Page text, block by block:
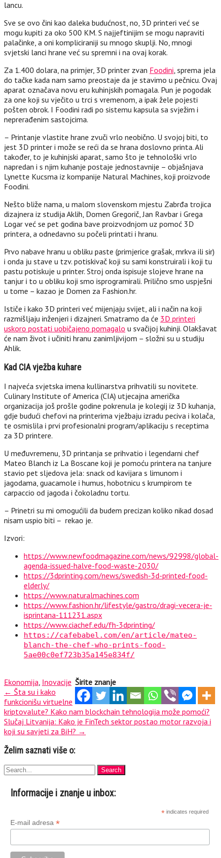
lancu.
Sve se ovo čini kao daleka budućnost, no, 3D printeri već se
mogu kupiti za oko 500 KM. S najjeftinijim se mogu napraviti
palačinke, a oni kompliciraniji su mnogo skuplji. No, mnogi
svjetski lanci hrane već su spremni i na ovaj korak.
Za 1.400 dolara, na primjer, 3D printer zvan Foodini, sprema jela
do tačke kada nam samo preostaje da je stavimo u pečnicu. Ovaj
aparat označava novu eru kuhinjskih pomagala. Pun je pogodak
za one koji su vječito u trci s vremenom, a ipak žele pojesti
pošten obrok. I Foodini radi po sistemu kapsula sa svježim i
neprerađenim sastojcima.
– Printanje vlastite hrane zvuči vrlo neobično. U svojoj biti, to
jest 3D printer i može se reći da se hrana doslovno printa. Ali
također, to je kuhinjski aparat, samo što je tehnološki vrlo
napredan i s njim kuhanje postaje jednostavnije – objašnjava
Lynette Kucsma iz kompanije Natural Machines, koji proizvode
Foodini.
Nešto bliže nama, u malom slovenskom mjestu Zabrđa trojica
dizajnera iz studija Aklih, Domen Gregorič, Jan Ravbar i Grega
Logar već se pet godina bave proizvodnjom uz pomoć 3D
printera, a odnedavno su počeli printati i hranu.
Prvo nabave hranu u obliku paste (primjerice grašak, mrkva ili sir)
i onda ju stave u tzv. potiskivač koji su sami konstruirali i koji tu
pastu potiskuje u printer. Stroj onda ispisuje slojeve hrane na
tanjur i to u obliku koji smo isprogramirali. Prilično smo uspješni
u tome – kazao je Domen za Fashion.hr.
Ističe i kako 3D printeri već mijenjaju svijet, ali i način na koji
razmišljaju inženjeri i dizajneri. Smatramo da će 3D printeri
uskoro postati uobičajeno pomagalo u svačijoj kuhinji. Olakšavat
će nam život i učiniti hranu zanimljivijom – složni su u studiju
Ahlik.
Kad CIA vježba kuhare
I najveća svjetska imena kullinarstva prihvatili su novitete.
Culinary Institute of America (CIA) utjecajna američka
organizacija još prošle godine pokrenula je kolegij iz 3D kuhanja,
gdje budući chefovi na printerima vježbaju izradu peciva i kolača,
te osmislila i prvi profesionalni program/aplikaciju s receptima
za 3D printere.
U međuvremenu, 3D printanja se prihvatio i legendarni chef
Mateo Blanch iz La Boscane koji je pomoću printera na tanjure
stavio pet sljedova jela: snack od kavijara s limunom i
jagodama, guacamole i humus, hobotnicu s krumpirom te
carpaccio od jagoda i čokoladnu tortu.
– Prinetri su mi omogućili da budem precizan koliko nikad dosad
nisam uspio biti – rekao je.
Izvori:
https://www.newfoodmagazine.com/news/92998/global-
agenda-issued-halve-food-waste-2030/
https://3dprinting.com/news/swedish-3d-printed-food-
elderly/
https://www.naturalmachines.com
https://www.fashion.hr/lifestyle/gastro/dragi-vecera-je-
isprintana-111231.aspx
https://www.ciachef.edu/fh-3dprinting/
https://cafebabel.com/en/article/mateo-
blanch-the-chef-who-prints-food-
5ae00c0ef723b35a145e834f/
Širite znanje
Ekonomija, Inovacije
Post
navigation
← Šta su i kako
funkcionišu virtuelne
kriptovalute? Kako nam blockchain tehnologija može pomoći?
Slučaj Litvanija: Kako je FinTech sektor postao motor razvoja i
koji su savjeti za BiH? →
Želim saznati više o:
Informacije i znanje u inbox:
* indicates required
E-mail adresa *